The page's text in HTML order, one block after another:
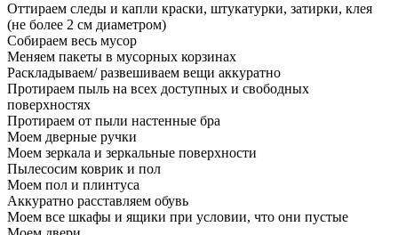
Оттираем следы и капли краски, штукатурки, затирки, клея
(не более 2 см диаметром)
Собираем весь мусор
Меняем пакеты в мусорных корзинах
Раскладываем/ развешиваем вещи аккуратно
Протираем пыль на всех доступных и свободных
поверхностях
Протираем от пыли настенные бра
Моем дверные ручки
Моем зеркала и зеркальные поверхности
Пылесосим коврик и пол
Моем пол и плинтуса
Аккуратно расставляем обувь
Моем все шкафы и ящики при условии, что они пустые